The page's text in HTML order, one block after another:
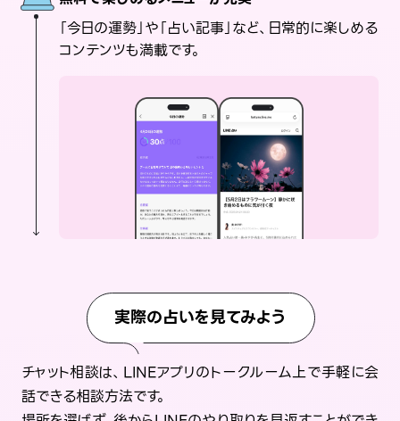
「今日の運勢」や「占い記事」など、日常的に楽しめる
コンテンツも満載です。
実際の占いを見てみよう
チャット相談は、LINEアプリのトークルーム上で手軽に会
話できる相談方法です。